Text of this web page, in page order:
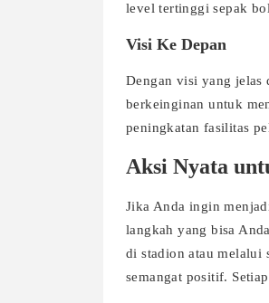
level tertinggi sepak
Visi Ke Depan
Dengan visi yang jelas
berkeinginan untuk
peningkatan fasilitas
Aksi Nyata
Jika Anda ingin
langkah yang bisa
di stadion atau melalui
semangat positif.